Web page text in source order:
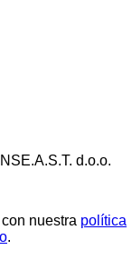
d.o.o.
nuestra política
.